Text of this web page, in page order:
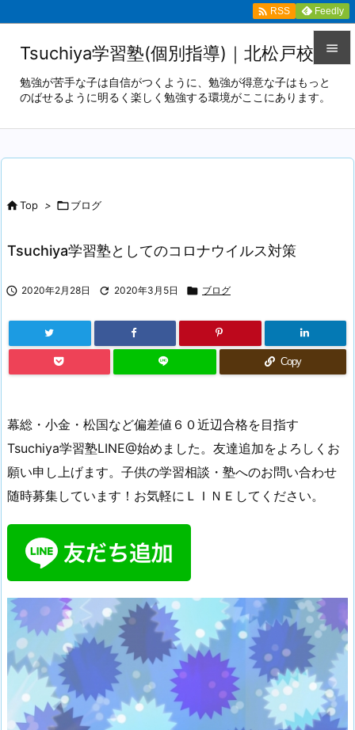


メニュ

 RSS Feedly
Tsuchiya学習塾(個別指導)｜北松戸校
勉強が苦手な子は自信がつくように、勉強が得意な子はもっと
のばせるように明るく楽しく勉強する環境がここにあります。
Top > ブログ
Tsuchiya学習塾としてのコロナウイルス対策
 2020年2月28日  2020年3月5日  ブログ
Copy
幕総・小金・松国など偏差値６０近辺合格を目指す
Tsuchiya学習塾LINE@始めました。友達追加をよろしくお
願い申し上げます。子供の学習相談・塾へのお問い合わせ
随時募集しています！お気軽にＬＩＮＥしてください。